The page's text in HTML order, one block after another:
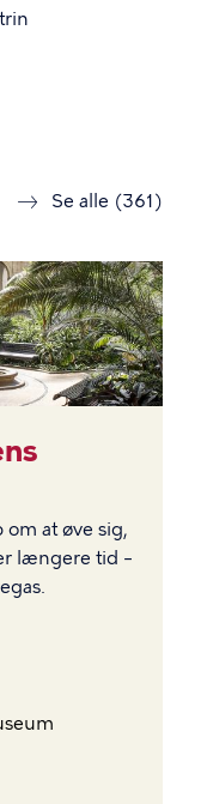
Se alle (361)
at øve sig,
længere tid –